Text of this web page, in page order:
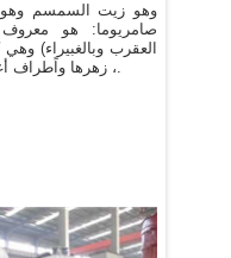
وهو زيت السمسم وهو
صامريوما: هو
العقرب وبالغبيراء)
، زهرها واًطراف أغصانها تشبّه بأطراف العقارب.